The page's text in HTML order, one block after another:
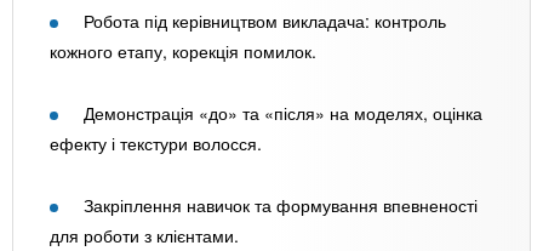
Робота під керівництвом викладача: контроль
кожного етапу, корекція помилок.
Демонстрація «до» та «після» на моделях, оцінка
ефекту і текстури волосся.
Закріплення навичок та формування впевненості
для роботи з клієнтами.